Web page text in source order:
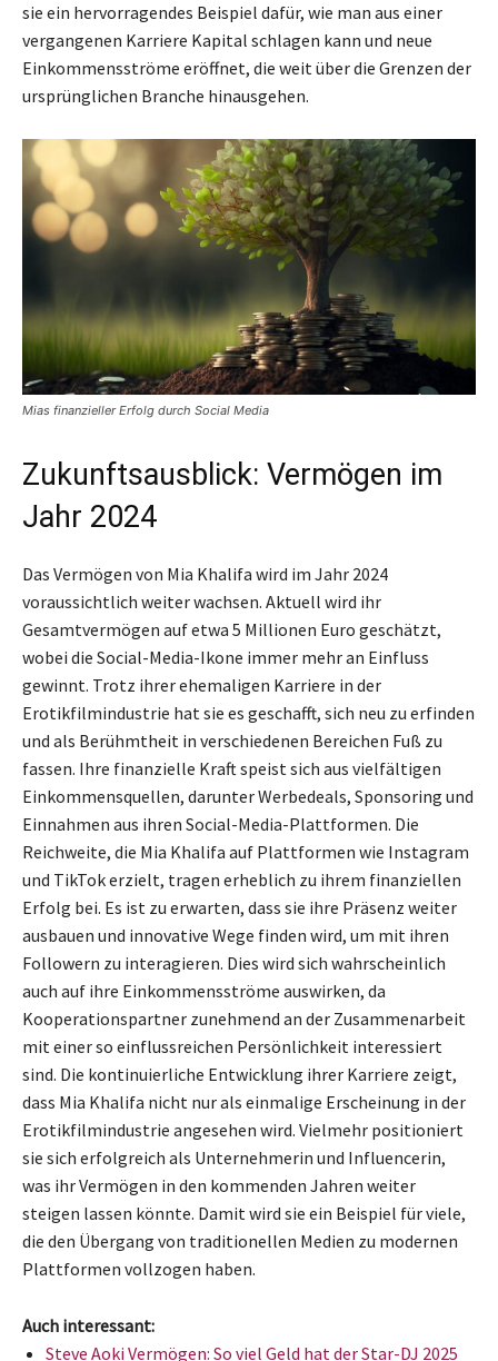
sie ein hervorragendes Beispiel dafür, wie man aus einer
vergangenen Karriere Kapital schlagen kann und neue
Einkommensströme eröffnet, die weit über die Grenzen der
ursprünglichen Branche hinausgehen.
Mias finanzieller Erfolg durch Social Media
Zukunftsausblick: Vermögen im
Jahr 2024
Das Vermögen von Mia Khalifa wird im Jahr 2024
voraussichtlich weiter wachsen. Aktuell wird ihr
Gesamtvermögen auf etwa 5 Millionen Euro geschätzt,
wobei die Social-Media-Ikone immer mehr an Einfluss
gewinnt. Trotz ihrer ehemaligen Karriere in der
Erotikfilmindustrie hat sie es geschafft, sich neu zu erfinden
und als Berühmtheit in verschiedenen Bereichen Fuß zu
fassen. Ihre finanzielle Kraft speist sich aus vielfältigen
Einkommensquellen, darunter Werbedeals, Sponsoring und
Einnahmen aus ihren Social-Media-Plattformen. Die
Reichweite, die Mia Khalifa auf Plattformen wie Instagram
und TikTok erzielt, tragen erheblich zu ihrem finanziellen
Erfolg bei. Es ist zu erwarten, dass sie ihre Präsenz weiter
ausbauen und innovative Wege finden wird, um mit ihren
Followern zu interagieren. Dies wird sich wahrscheinlich
auch auf ihre Einkommensströme auswirken, da
Kooperationspartner zunehmend an der Zusammenarbeit
mit einer so einflussreichen Persönlichkeit interessiert
sind. Die kontinuierliche Entwicklung ihrer Karriere zeigt,
dass Mia Khalifa nicht nur als einmalige Erscheinung in der
Erotikfilmindustrie angesehen wird. Vielmehr positioniert
sie sich erfolgreich als Unternehmerin und Influencerin,
was ihr Vermögen in den kommenden Jahren weiter
steigen lassen könnte. Damit wird sie ein Beispiel für viele,
die den Übergang von traditionellen Medien zu modernen
Plattformen vollzogen haben.
Auch interessant:
Steve Aoki Vermögen: So viel Geld hat der Star-DJ 2025